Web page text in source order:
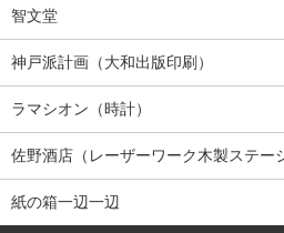
智文堂
神戸派計画（大和出版印刷）
ラマシオン（時計）
佐野酒店（レーザーワーク木製ステー
紙の箱一辺一辺